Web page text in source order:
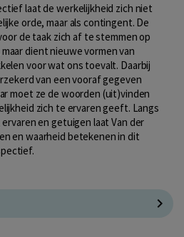
laat de werkelijkheid zich niet
orde, maar als contingent. De
de taak zich af te stemmen op
dient nieuwe vormen van
voor wat ons toevalt. Daarbij
van een vooraf gegeven
moet ze de woorden (uit)vinden
zich te ervaren geeft. Langs
en getuigen laat Van der
en waarheid betekenen in dit